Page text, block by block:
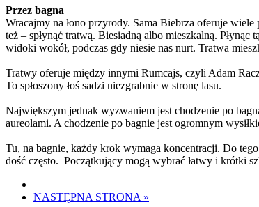
Przez bagna
Wracajmy na łono przyrody. Sama Biebrza oferuje
też – spłynąć tratwą. Biesiadną albo mieszkalną.
widoki wokół, podczas gdy niesie nas nurt. Tratwa
Tratwy oferuje między innymi Rumcajs, czyli Adam
To spłoszony łoś sadzi niezgrabnie w stronę lasu.
Największym jednak wyzwaniem jest chodzenie po
aureolami. A chodzenie po bagnie jest ogromnym
Tu, na bagnie, każdy krok wymaga koncentracji. Do
dość często. Początkujący mogą wybrać łatwy i krótki
NASTĘPNA STRONA »